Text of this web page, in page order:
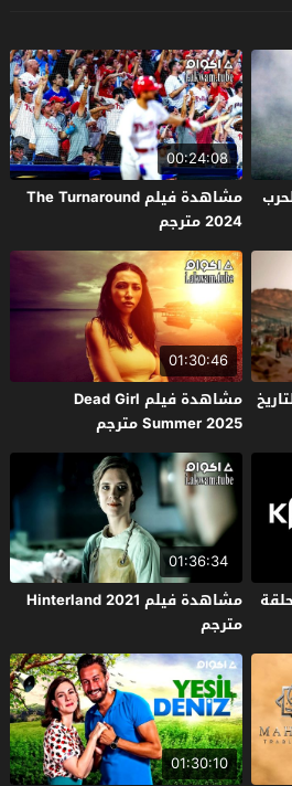
00:24:08
مشاهدة فيلم The Turnaround
2024 مترجم
01:30:46
مشاهدة فيلم Dead Girl
Summer 2025 مترجم
01:36:34
مشاهدة فيلم Hinterland 2021
مترجم
01:30:10